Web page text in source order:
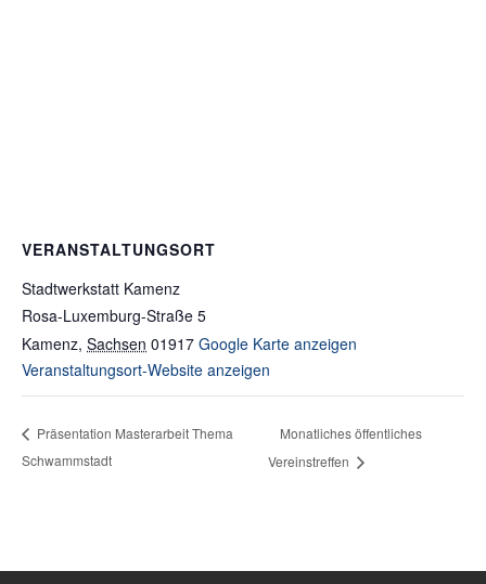
VERANSTALTUNGSORT
Stadtwerkstatt Kamenz
Rosa-Luxemburg-Straße 5
Kamenz, Sachsen 01917 Google Karte anzeigen
Veranstaltungsort-Website anzeigen
Präsentation Masterarbeit Thema
Schwammstadt
Monatliches öffentliches
Vereinstreffen